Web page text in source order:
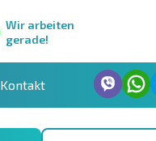
Wir arbeiten
gerade!
Kontakt